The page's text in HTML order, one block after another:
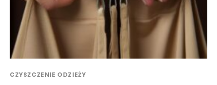
CZYSZCZENIE ODZIEŻY